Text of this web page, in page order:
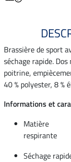
Brassière de sport
séchage rapide.
poitrine,
40 % polyester, 8 %
Informations et
Matière
respirante
Séchage